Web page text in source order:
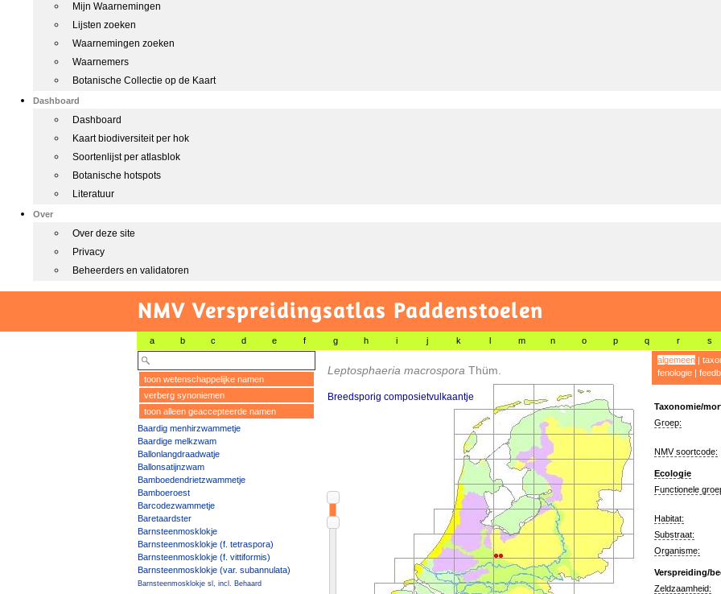
Mijn Waarnemingen
Lijsten zoeken
Waarnemingen zoeken
Waarnemers
Botanische Collectie op de Kaart
Dashboard
Dashboard
Kaart biodiversiteit per hok
Soortenlijst per atlasblok
Botanische hotspots
Literatuur
Over
Over deze site
Privacy
Beheerders en validatoren
NMV Verspreidingsatlas Paddenstoelen
a b c d e f g h i j k l m n o p q r s
toon wetenschappelijke namen
verberg synoniemen
toon alleen geaccepteerde namen
Baardig menhirzwammetje
Baardige melkzwam
Ballonlangdraadwatje
Ballonsatijnzwam
Bamboedendrietzwammetje
Bamboeroest
Barcodezwammetje
Baretaardster
Barnsteenmosklokje
Barnsteenmosklokje (f. tetraspora)
Barnsteenmosklokje (f. vittiformis)
Barnsteenmosklokje (var. subannulata)
Barnsteenmosklokje sl, incl. Behaard
Leptosphaeria macrospora Thüm.
Breedsporig composietvulkaantje
algemeen|
fenologie|
Taxonomie/
Groep:
NMV soortcode:
Ecologie
Functionele
Habitat:
Substraat:
Organisme:
Verspreiding/
Zeldzaamheid: